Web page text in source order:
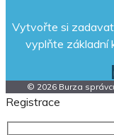
Vytvořte si
vyplňte základní
© 2026 Burza
Registrace